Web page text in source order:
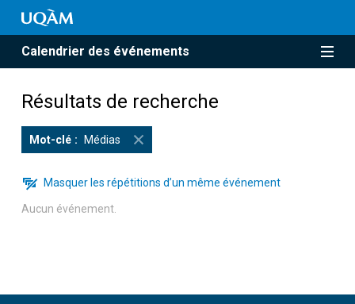
Calendrier des événements
Résultats de recherche
Mot-clé Médias
Masquer les répétitions d’un même événement
Aucun événement.